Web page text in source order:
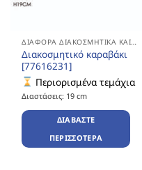
ΔΙΆΦΟΡΑ ΔΙΑΚΟΣΜΗΤΙΚΆ ΚΑΙ ΔΏΡΑ
Διακοσμητικό καραβάκι
[77616231]
Περιορισμένα τεμάχια
Διαστάσεις: 19 cm
ΔΙΑΒΆΣΤΕ
ΠΕΡΙΣΣΌΤΕΡΑ